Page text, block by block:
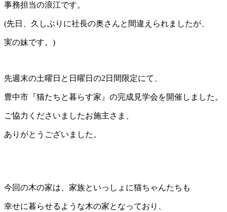
事務担当の浪江です。
(先日、久しぶりに社長の奥さんと間違えられましたが、
実の妹です。)
先週末の土曜日と日曜日の2日間限定にて、
豊中市『猫たちと暮らす家』の完成見学会を開催しました。
ご協力くださいましたお施主さま、
ありがとうございました。
今回の木の家は、家族といっしょに猫ちゃんたちも
幸せに暮らせるような木の家となっており、